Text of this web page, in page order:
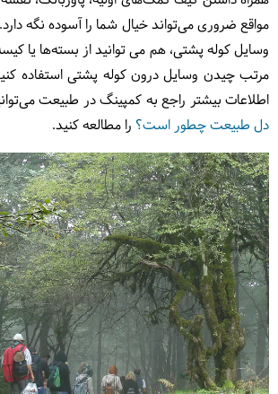
مواقع ضروری می‌تواند خیال شما را آسوده نگه
وسایل کوله پشتی، هم می توانید از بسته‌ها یا
مرتب چیدن وسایل درون کوله پشتی استفاده
اطلاعات بیشتر راجع به کمپینگ در طبیعت
دل طبیعت چطور است؟ را مطالعه کنید.